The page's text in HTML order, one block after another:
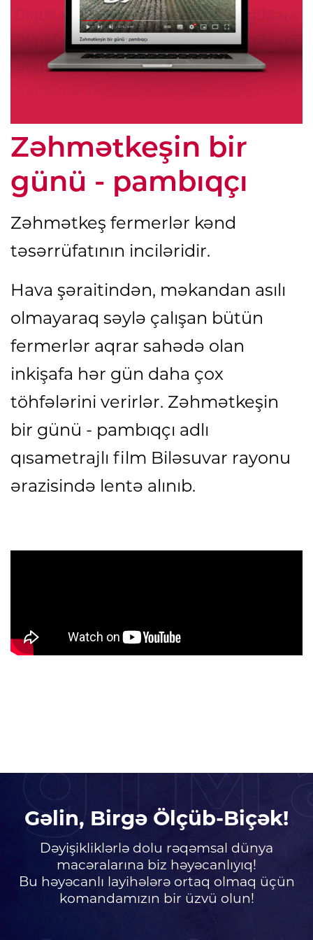
Zəhmətkeşin bir
günü - pambıqçı
Zəhmətkeş fermerlər kənd
təsərrüfatının inciləridir.
Hava şəraitindən, məkandan asılı
olmayaraq səylə çalışan bütün
fermerlər aqrar sahədə olan
inkişafa hər gün daha çox
töhfələrini verirlər. Zəhmətkeşin
bir günü - pambıqçı adlı
qısametrajlı film Biləsuvar rayonu
ərazisində lentə alınıb.
Gəlin, Birgə Ölçüb-Biçək!
Dəyişikliklərlə dolu rəqəmsal dünya
macəralarına biz həyəcanlıyıq!
Bu həyəcanlı layihələrə ortaq olmaq üçün
komandamızın bir üzvü olun!